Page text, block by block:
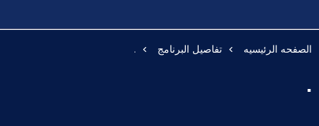
الصفحه الرئيسيه تفاصيل البرنامج .
.